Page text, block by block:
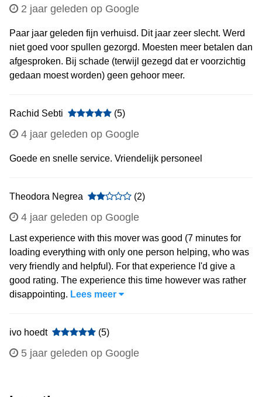
2 jaar geleden op Google
Paar jaar geleden fijn verhuisd. Dit jaar zeer slecht. Werd
niet goed voor spullen gezorgd. Moesten meer betalen dan
afgesproken. Bij schade (terwijl gezegd dat er voorzichtig
gedaan moest worden) geen gehoor meer.
Rachid Sebti (5)
4 jaar geleden op Google
Goede en snelle service. Vriendelijk personeel
Theodora Negrea (2)
4 jaar geleden op Google
Last experience with this mover was good (7 minutes for
loading everything with only one person helping, who was
very friendly and helpful). For that experience I'd give a
good rating. The experience this time however was rather
disappointing. Lees meer
ivo hoedt (5)
5 jaar geleden op Google